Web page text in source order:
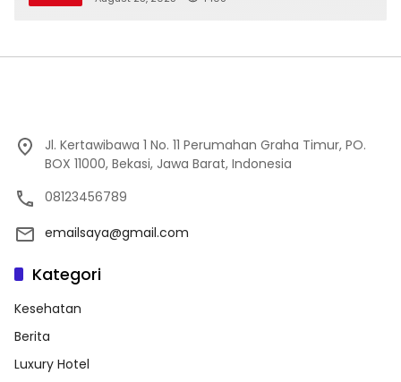
Jl. Kertawibawa 1 No. 11 Perumahan Graha Timur, PO.
BOX 11000, Bekasi, Jawa Barat, Indonesia
08123456789
emailsaya@gmail.com
Kategori
Kesehatan
Berita
Luxury Hotel